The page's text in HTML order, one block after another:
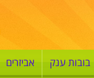
בובות ענק אביזרים